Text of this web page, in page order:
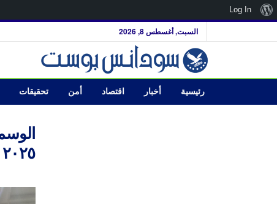
السبت, أغسطس 8, 2026
رئيسية أخبار اقتصاد أمن تحقيقات
٢٠٢٥ الذي نظمه مركزد راسات وأبحاث القرن الإفريقي
نبذةLog In